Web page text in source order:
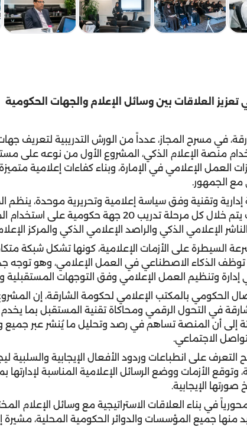
العلاقات بين وسائل الإعلام والجهات الحكومية
في مسرح المجاز، عدداً من الورش التدريبية لتعريف
منصة الإعلام الذكي، المشروع الأول من نوعه على
العمل الإعلامي في الإمارة، وبناء كفاءات إعلامية
مع الجمهور.
وتقنية وفق سياسة إعلامية وتحريرية موحدة، ينظم
الورش التدريبية على ثلاث مراحل، حيث يتم خلال كل مرحلة تدريب 20 جهة حكومية
الإعلامي الذكي والراصد الإعلامي الذكي والمركز
السيطرة على الأزمات الإعلامية، كونها تشكل شبكة
توظف الذكاء الاصطناعي في العمل الإعلامي، وهو توجه
إدارة وتنظيم العمل الإعلامي وفق التوجهات المستقبلية
الحكومي بالمكتب الإعلامي لحكومة الشارقة، إن
في التحول الرقمي ومحاكاة تقنية المستقبل بما
إلى أن المنصة تساهم في رصد وتحليل ما يُنشر عبر جميع
الاجتماعي.
على انطباعات وردود الأفعال الإيجابية والسلبية
وتوقع الأزمات ووضع الرسائل الإعلامية المناسبة لإدارتها
صورتها الإيجابية.
في بناء العلاقات الاستراتيجية مع وسائل الإعلام
جميع المؤسسات والدوائر الحكومية المحلية، مشيرة